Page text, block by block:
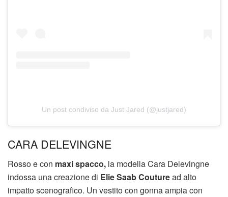
Un post condiviso da Just Jared (@justjared)
CARA DELEVINGNE
Rosso e con maxi spacco, la modella Cara Delevingne
indossa una creazione di Elie Saab Couturead alto
impatto scenografico. Un vestito con gonna ampia con